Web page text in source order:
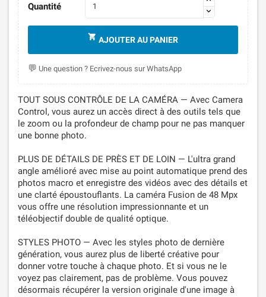
Quantité
 AJOUTER AU PANIER
Une question ? Ecrivez-nous sur WhatsApp
TOUT SOUS CONTRÔLE DE LA CAMÉRA — Avec Camera
Control, vous aurez un accès direct à des outils tels que
le zoom ou la profondeur de champ pour ne pas manquer
une bonne photo.
PLUS DE DÉTAILS DE PRÈS ET DE LOIN — L'ultra grand
angle amélioré avec mise au point automatique prend des
photos macro et enregistre des vidéos avec des détails et
une clarté époustouflants. La caméra Fusion de 48 Mpx
vous offre une résolution impressionnante et un
téléobjectif double de qualité optique.
STYLES PHOTO — Avec les styles photo de dernière
génération, vous aurez plus de liberté créative pour
donner votre touche à chaque photo. Et si vous ne le
voyez pas clairement, pas de problème. Vous pouvez
désormais récupérer la version originale d'une image à